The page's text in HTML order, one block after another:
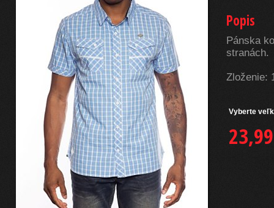
Popis
Pánska
stranách.
Zloženie:
Vyberte